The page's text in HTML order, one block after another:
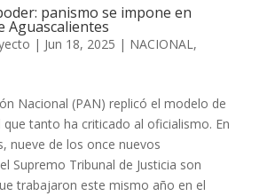
panismo se impone en
Aguascalientes
| Jun 18, 2025 | NACIONAL,
Nacional (PAN) replicó el modelo de
tanto ha criticado al oficialismo. En
nueve de los once nuevos
Supremo Tribunal de Justicia son
trabajaron este mismo año en el